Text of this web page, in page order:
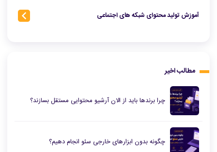
آموزش تولید محتوای شبکه‌ های اجتماعی
مطالب اخیر
چرا برندها باید از الان آرشیو محتوایی مستقل بسازند؟
چگونه بدون ابزارهای خارجی سئو انجام دهیم؟